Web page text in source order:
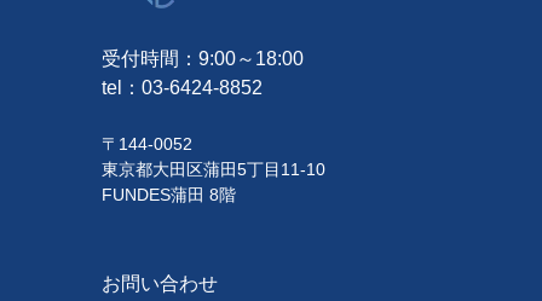
受付時間：9:00～18:00
tel： 03-6424-8852
〒144-0052
東京都大田区蒲田5丁目11-10
FUNDES蒲田 8階
お問い合わせ